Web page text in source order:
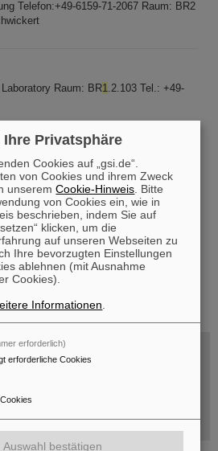
Telefon:+49-6159-71-2067 Raum: BR2
Raum: BR1.2.103 Tel.: +49-
20 21 22 23 24 25
Privatsphäre
Cookies auf „gsi.de“.
von Cookies und ihrem Zweck
unseremCookie-Hinweis . Bitte
von Cookies ein, wie in
beschrieben, indem Sie auf
klicken, um die
auf unseren Webseiten zu
Ihre bevorzugten Einstellungen
ablehnen (mit Ausnahme
Cookies).
Informationen
erforderlich)
erforderliche Cookies
Auswahl bestätigen